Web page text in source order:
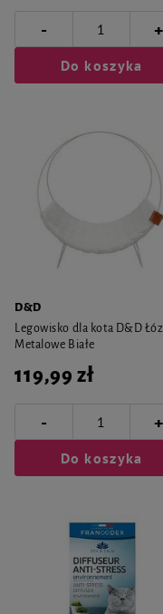
- +
Do koszyka
D&D
Legowisko dla kota D&D
Metalowe Białe
119,99 zł
- +
Do koszyka